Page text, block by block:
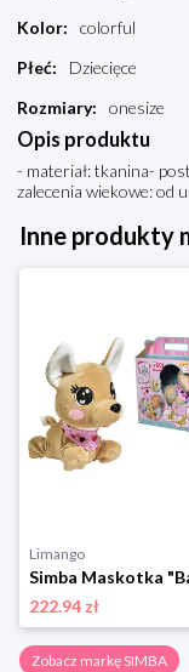
Kolor:
colorful
Płeć:
Dziecięce
Rozmiary: onesize
Opis produktu
- materiał: tkanina-
zalecenia wiekowe: od
Inne produkty
Limango
222.94 zł
Zobacz markę SIMBA